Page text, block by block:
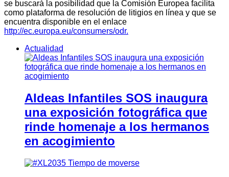
se buscará la posibilidad que la Comisión Europea facilita
como plataforma de resolución de litigios en línea y que se
encuentra disponible en el enlace
http://ec.europa.eu/consumers/odr.
Actualidad
Aldeas Infantiles SOS inaugura
una exposición fotográfica que
rinde homenaje a los hermanos
en acogimiento